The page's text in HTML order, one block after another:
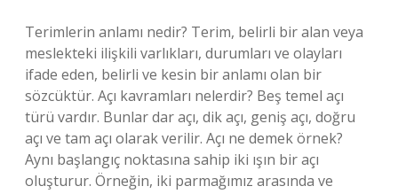
Terimlerin anlamı nedir? Terim, belirli bir alan veya
meslekteki ilişkili varlıkları, durumları ve olayları
ifade eden, belirli ve kesin bir anlamı olan bir
sözcüktür. Açı kavramları nelerdir? Beş temel açı
türü vardır. Bunlar dar açı, dik açı, geniş açı, doğru
açı ve tam açı olarak verilir. Açı ne demek örnek?
Aynı başlangıç ​​noktasına sahip iki ışın bir açı
oluşturur. Örneğin, iki parmağımız arasında ve